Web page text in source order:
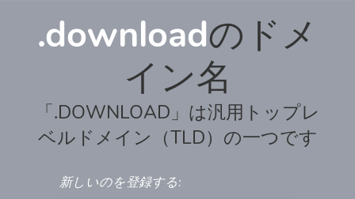
.downloadのドメ
イン名
「.DOWNLOAD」は汎用トップレ
ベルドメイン（TLD）の一つです
新しいのを登録する: